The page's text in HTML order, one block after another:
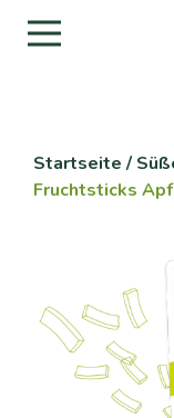
Startseite /
Fruchtsticks